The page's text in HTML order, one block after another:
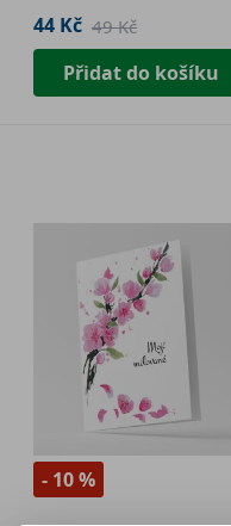
44 Kč 49 Kč
Přidat do košíku
- 10 %